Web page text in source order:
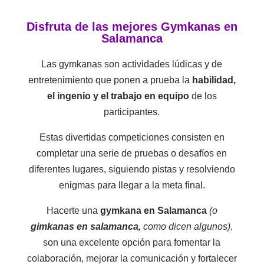
Disfruta de las mejores Gymkanas en
Salamanca
Las gymkanas son actividades lúdicas y de
entretenimiento que ponen a prueba la habilidad,
el ingenio y el trabajo en equipode los
participantes.
Estas divertidas competiciones consisten en
completar una serie de pruebas o desafíos en
diferentes lugares, siguiendo pistas y resolviendo
enigmas para llegar a la meta final.
Hacerte una gymkana en Salamanca (o
gimkanas en salamanca, como dicen algunos),
son una excelente opción para fomentar la
colaboración, mejorar la comunicación y fortalecer